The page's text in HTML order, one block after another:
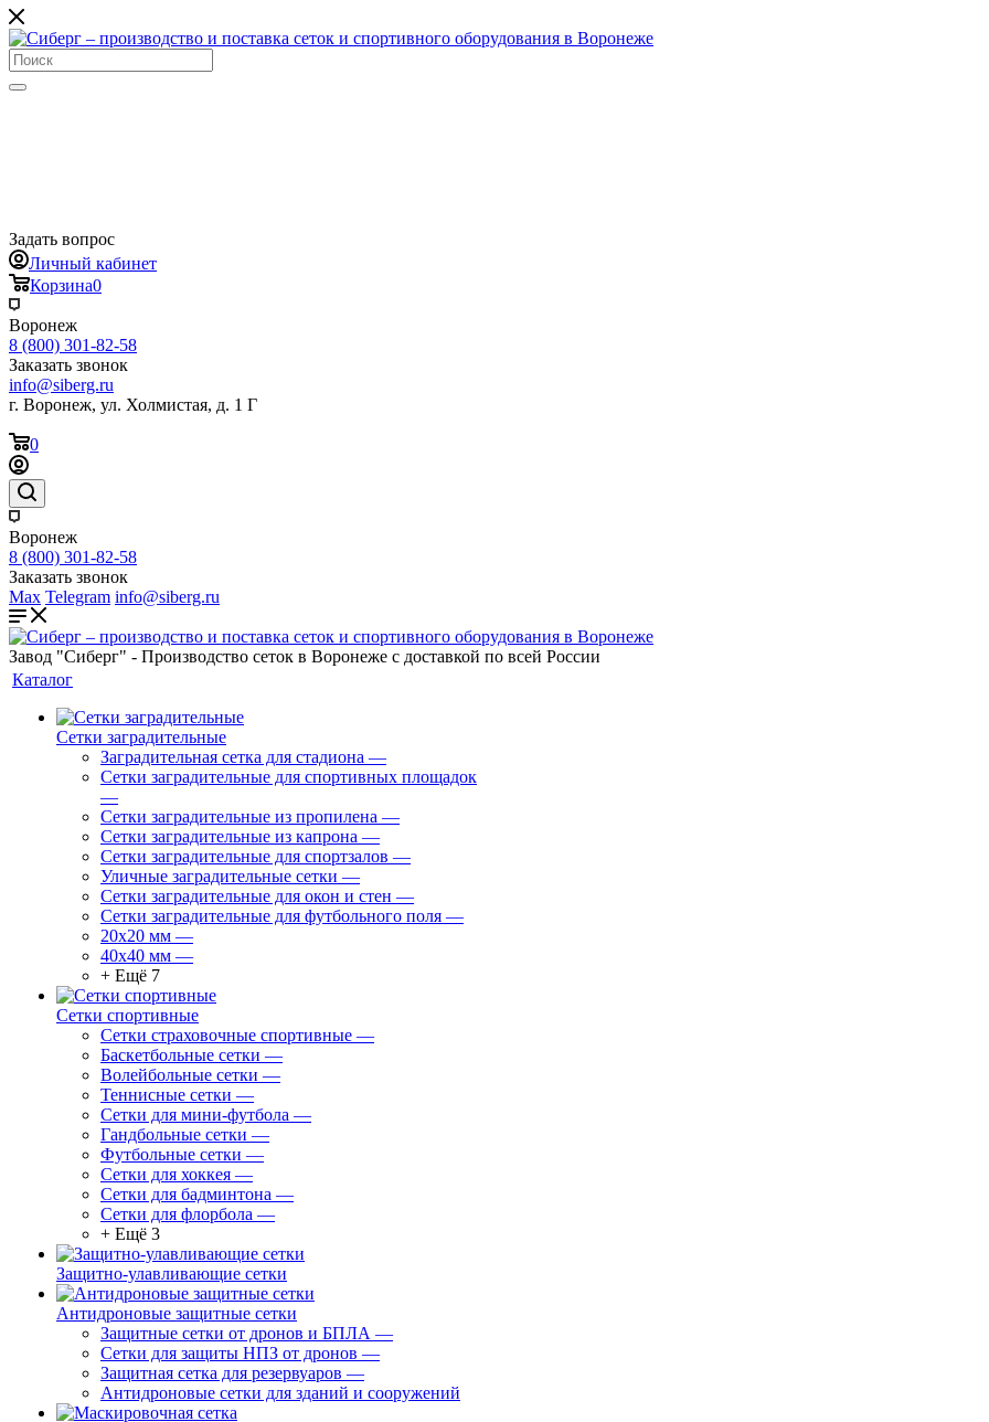
Задать вопрос
Личный кабинет
Корзина0
Воронеж
8 (800) 301-82-58
Заказать звонок
info@siberg.ru
г. Воронеж, ул. Холмистая, д. 1 Г
0
Воронеж
8 (800) 301-82-58
Заказать звонок
Max Telegram info@siberg.ru
Завод "Сиберг" - Производство сеток в Воронеже с доставкой по всей России
Каталог
Сетки заградительные
Заградительная сетка для стадиона —
Сетки заградительные для спортивных площадок
—
Сетки заградительные из пропилена —
Сетки заградительные из капрона —
Сетки заградительные для спортзалов —
Уличные заградительные сетки —
Сетки заградительные для окон и стен —
Сетки заградительные для футбольного поля —
20х20 мм —
40х40 мм —
+ Ещё 7
Сетки спортивные
Сетки страховочные спортивные —
Баскетбольные сетки —
Волейбольные сетки —
Теннисные сетки —
Сетки для мини-футбола —
Гандбольные сетки —
Футбольные сетки —
Сетки для хоккея —
Сетки для бадминтона —
Сетки для флорбола —
+ Ещё 3
Защитно-улавливающие сетки
Антидроновые защитные сетки
Защитные сетки от дронов и БПЛА —
Сетки для защиты НПЗ от дронов —
Защитная сетка для резервуаров —
Антидроновые сетки для зданий и сооружений